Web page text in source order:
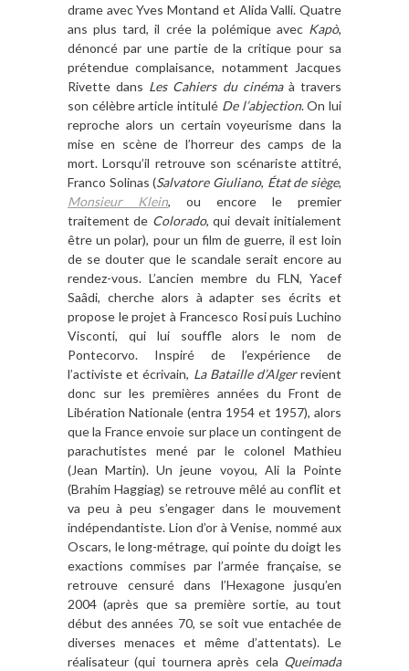
drame avec Yves Montand et Alida Valli. Quatre
ans plus tard, il crée la polémique avec Kapò,
dénoncé par une partie de la critique pour sa
prétendue complaisance, notamment Jacques
Rivette dans Les Cahiers du cinéma à travers
son célèbre article intitulé De l’abjection. On lui
reproche alors un certain voyeurisme dans la
mise en scène de l’horreur des camps de la
mort. Lorsqu’il retrouve son scénariste attitré,
Franco Solinas (Salvatore Giuliano, État de siège,
Monsieur Klein, ou encore le premier
traitement de Colorado, qui devait initialement
être un polar), pour un film de guerre, il est loin
de se douter que le scandale serait encore au
rendez-vous. L’ancien membre du FLN, Yacef
Saâdi, cherche alors à adapter ses écrits et
propose le projet à Francesco Rosi puis Luchino
Visconti, qui lui souffle alors le nom de
Pontecorvo. Inspiré de l’expérience de
l’activiste et écrivain, La Bataille d’Algerrevient
donc sur les premières années du Front de
Libération Nationale (entra 1954 et 1957), alors
que la France envoie sur place un contingent de
parachutistes mené par le colonel Mathieu
(Jean Martin). Un jeune voyou, Ali la Pointe
(Brahim Haggiag) se retrouve mêlé au conflit et
va peu à peu s’engager dans le mouvement
indépendantiste. Lion d’or à Venise, nommé aux
Oscars, le long-métrage, qui pointe du doigt les
exactions commises par l’armée française, se
retrouve censuré dans l’Hexagone jusqu’en
2004 (après que sa première sortie, au tout
début des années 70, se soit vue entachée de
diverses menaces et même d’attentats). Le
réalisateur (qui tournera après cela Queimada